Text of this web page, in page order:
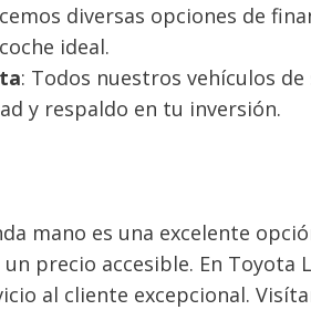
diversas opciones de
ideal.
: Todos nuestros vehículos
y respaldo en tu inversión.
mano es una excelente
precio accesible. En Toyota
al cliente excepcional.